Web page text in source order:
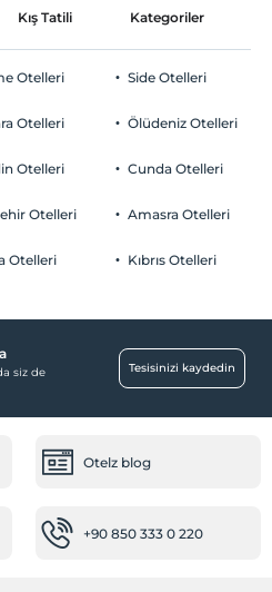
ücretsizdir.
1 çocuk ücretsizdir
ve tüm odalar
Otopark
ücretsizdir.
Kış Tatili Kategoriler
Otelleri
Otelleri
Otelleri
Otelleri
Otelleri
Side Otelleri
Ölüdeniz Otelleri
Cunda Otelleri
Amasra Otelleri
Kıbrıs Otelleri
siz de
Tesisinizi kaydedin
Otelz blog
+90 850 333 0 220